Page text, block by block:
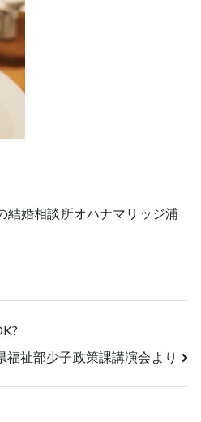
結婚相談所オハナマリッジ浦
祉部少子政策課講演会より